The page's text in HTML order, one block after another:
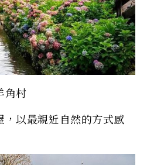
角村
以最親近自然的方式感